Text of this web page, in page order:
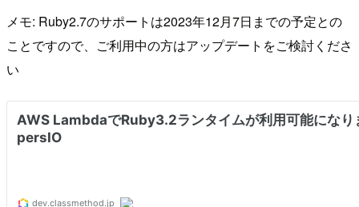
メモ: Ruby2.7のサポートは2023年12月7日までの予定との
ことですので、ご利用中の方はアップデートをご検討くださ
い